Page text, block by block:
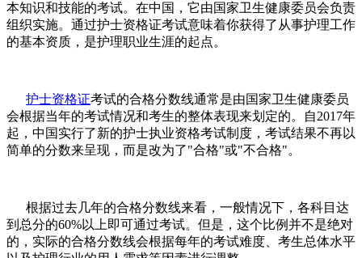
本知识和技能的考试。在中国，它由国家卫生健康委员会负责
组织实施。通过护士资格证考试意味着你获得了从事护理工作
的基本资质，是护理职业生涯的起点。
护士资格证考试的合格分数线通常是由国家卫生健康委员
会根据当年的考试情况和考生的整体表现来划定的。自2017年
起，中国实行了新的护士执业资格考试制度，考试结果不再以
简单的分数来呈现，而是改为了"合格"或"不合格"。
根据过去几年的合格分数线来看，一般情况下，各科目达
到总分的60%以上即可通过考试。但是，这个比例并不是绝对
的，实际的合格分数线会根据每年的考试难度、考生总体水平